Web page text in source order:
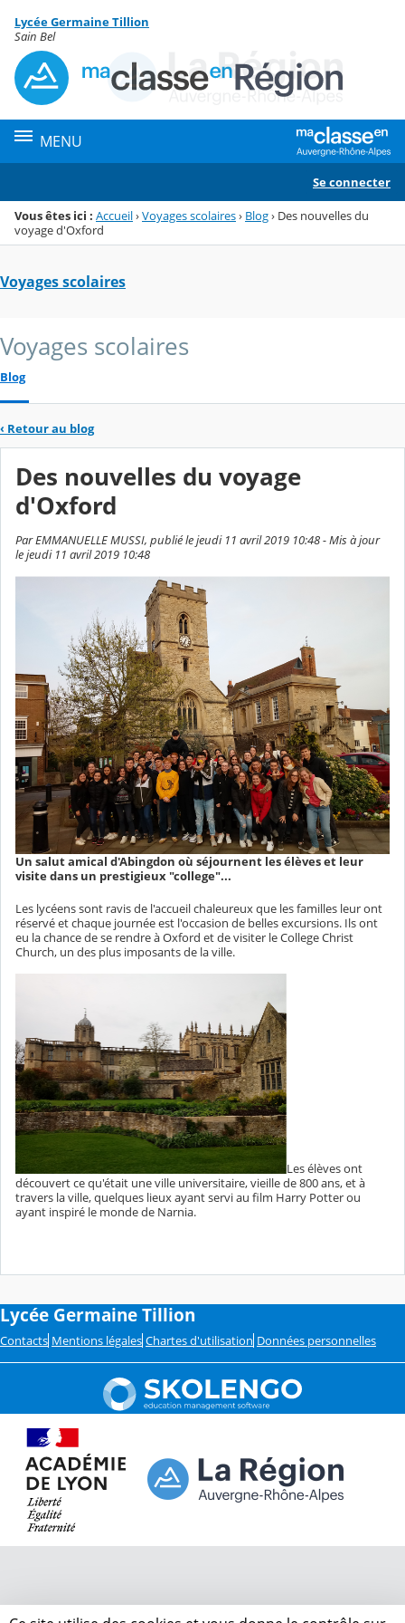
Menu de la rubrique
Contenu
Lycée Germaine Tillion
Sain Bel
MENU
Se connecter
Vous êtes ici : Accueil›Voyages scolaires› Blog› Des nouvelles du
voyage d'Oxford
Voyages scolaires
Voyages scolaires
Blog
‹ Retour au blog
Des nouvelles du voyage
d'Oxford
Par EMMANUELLE MUSSI, publié le jeudi 11 avril 2019 10:48 - Mis à jour
le jeudi 11 avril 2019 10:48
Un salut amical d'Abingdon où séjournent les élèves et leur
visite dans un prestigieux "college"...
Les lycéens sont ravis de l'accueil chaleureux que les familles leur ont
réservé et chaque journée est l'occasion de belles excursions. Ils ont
eu la chance de se rendre à Oxford et de visiter le College Christ
Church, un des plus imposants de la ville.
Les élèves ont
découvert ce qu'était une ville universitaire, vieille de 800 ans, et à
travers la ville, quelques lieux ayant servi au film Harry Potter ou
ayant inspiré le monde de Narnia.
Lycée Germaine Tillion
Contacts Mentions légales Chartes d'utilisation Données personnelles